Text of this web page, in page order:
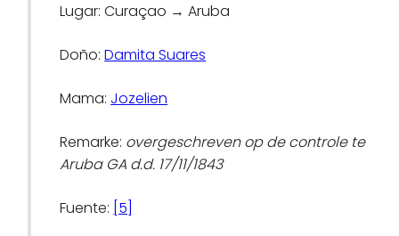
Lugar: Curaçao → Aruba
Doño:Damita Suares
Mama: Jozelien
Remarke: overgeschreven op de controle te
Aruba GA d.d. 17/11/1843
Fuente: [5]